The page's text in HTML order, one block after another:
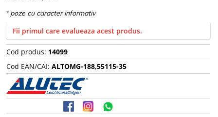
Fii primul care evalueaza acest produs.
Cod produs: 14099
Cod EAN/CAI: ALTOMG-188,55115-35